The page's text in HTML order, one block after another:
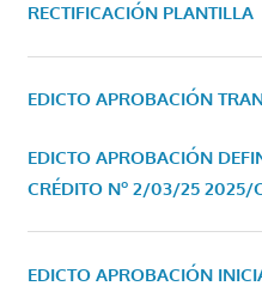
RECTIFICACIÓN PLANTILLA
EDICTO APROBACIÓN
EDICTO APROBACIÓN
CRÉDITO Nº 2/03/25 2025/
EDICTO APROBACIÓN